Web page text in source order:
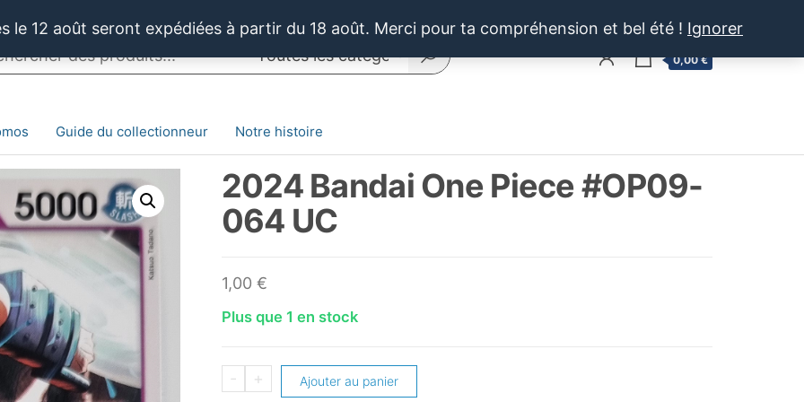
le 12 août seront expédiées à partir du 18 août. Merci pour ta compréhension et bel été ! Ignorer
0,00 €
Guide du collectionneur Notre histoire
2024 Bandai One Piece #OP09-
064 UC
1,00 €
Plus que 1 en stock
-
quantité
+ Ajouter au panier